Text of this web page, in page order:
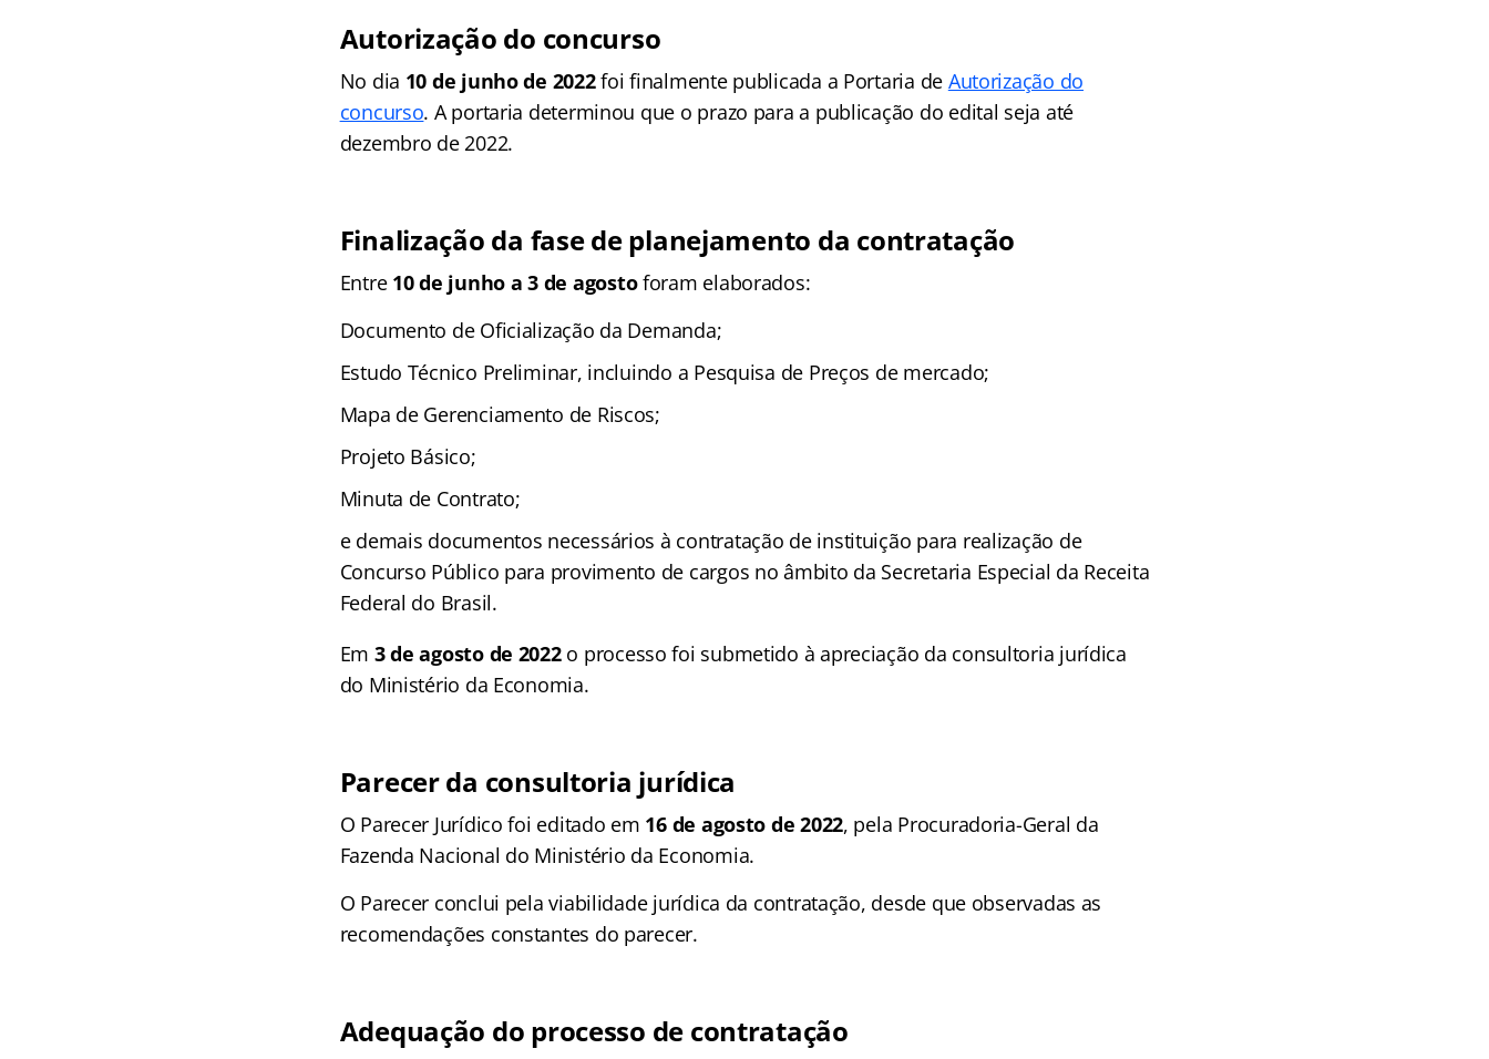
Autorização do concurso
No dia 10 de junho de 2022foi finalmente publicada a Portaria de Autorização do
concurso. A portaria determinou que o prazo para a publicação do edital seja até
dezembro de 2022.
Finalização da fase de planejamento da contratação
Entre 10 de junho a 3 de agostoforam elaborados:
Documento de Oficialização da Demanda;
Estudo Técnico Preliminar, incluindo a Pesquisa de Preços de mercado;
Mapa de Gerenciamento de Riscos;
Projeto Básico;
Minuta de Contrato;
e demais documentos necessários à contratação de instituição para realização de
Concurso Público para provimento de cargos no âmbito da Secretaria Especial da Receita
Federal do Brasil.
Em 3 de agosto de 2022o processo foi submetido à apreciação da consultoria jurídica
do Ministério da Economia.
Parecer da consultoria jurídica
O Parecer Jurídico foi editado em 16 de agosto de 2022, pela Procuradoria-Geral da
Fazenda Nacional do Ministério da Economia.
O Parecer conclui pela viabilidade jurídica da contratação, desde que observadas as
recomendações constantes do parecer.
Adequação do processo de contratação